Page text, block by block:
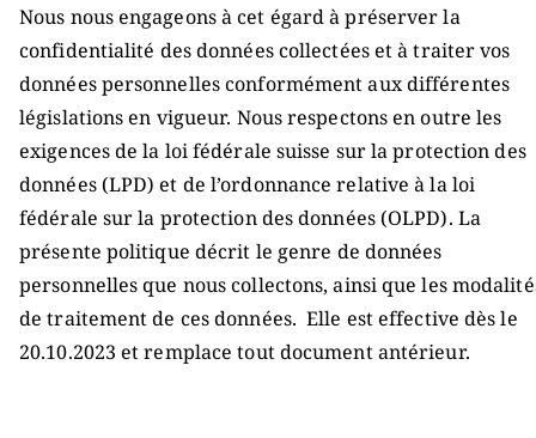
Nous nous engageons à cet égard à préserver la
confidentialité des données collectées et à traiter vos
données personnelles conformément aux différentes
législations en vigueur. Nous respectons en outre les
exigences de la loi fédérale suisse sur la protection des
données (LPD) et de l’ordonnance relative à la loi
fédérale sur la protection des données (OLPD). La
présente politique décrit le genre de données
personnelles que nous collectons, ainsi que les
de traitement de ces données. Elle est effective dès le
20.10.2023 et remplace tout document antérieur.